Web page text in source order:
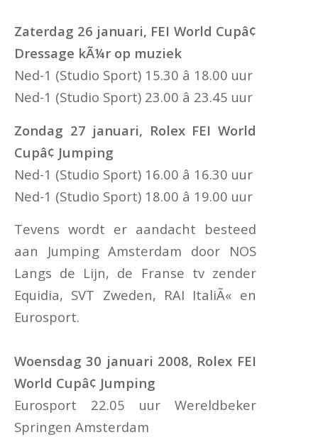
Zaterdag 26 januari, FEI World Cupâ¢
Dressage kÃ¼r op muziek
Ned-1 (Studio Sport) 15.30 â 18.00 uur
Ned-1 (Studio Sport) 23.00 â 23.45 uur
Zondag 27 januari, Rolex FEI World
Cupâ¢ Jumping
Ned-1 (Studio Sport) 16.00 â 16.30 uur
Ned-1 (Studio Sport) 18.00 â 19.00 uur
Tevens wordt er aandacht besteed
aan Jumping Amsterdam door NOS
Langs de Lijn, de Franse tv zender
Equidia, SVT Zweden, RAI ItaliÃ« en
Eurosport.
Woensdag 30 januari 2008, Rolex FEI
World Cupâ¢ Jumping
Eurosport 22.05 uur Wereldbeker
Springen Amsterdam